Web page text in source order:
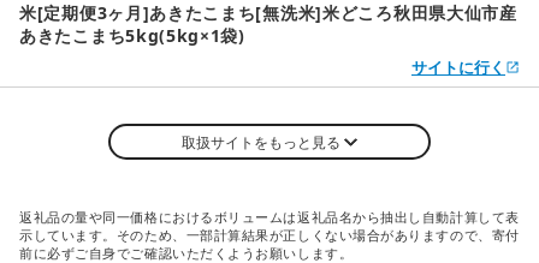
米[定期便3ヶ月]あきたこまち[無洗米]米どころ秋田県大仙市産
あきたこまち5kg(5kg×1袋)
サイトに行く
取扱サイトをもっと見る
返礼品の量や同一価格におけるボリュームは返礼品名から抽出し自動計算して表
示しています。そのため、一部計算結果が正しくない場合がありますので、寄付
前に必ずご自身でご確認いただくようお願いします。